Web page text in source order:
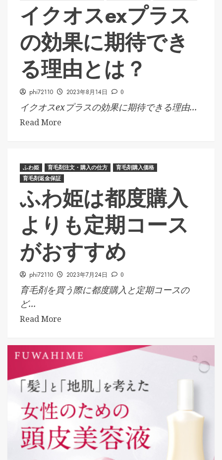
イクオスexプラス
の効果に期待でき
る理由とは？
phi72110 2023年8月14日 0
イクオスexプラスの効果に期待できる理由...
Read More
ふわ姫 育毛剤注文・購入の仕方
育毛剤購入価格
育毛剤返金保証
ふわ姫は都度購入
よりも定期コース
がおすすめ
phi72110 2023年7月24日 0
育毛剤を買う際に都度購入と定期コースの
ど...
Read More